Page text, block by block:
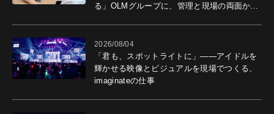
る」OLMグループに、管理と現場の両面から
2026/08/04
「君も、スポットライトに」――アイドルを
輝かせる映像とビジュアルを現場でつくる、
imaginateの仕事